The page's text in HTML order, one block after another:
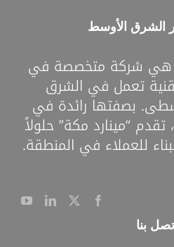
الشرق الأوسط
هي شركة متخصصة في
تعمل في الشرق
بصفتها رائدة في
تقدم “مينارد مكة” حلولاً
للعملاء في المنطقة.
اتصل بنا